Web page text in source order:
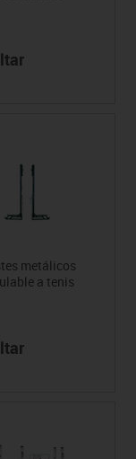
metálicos
a tenis